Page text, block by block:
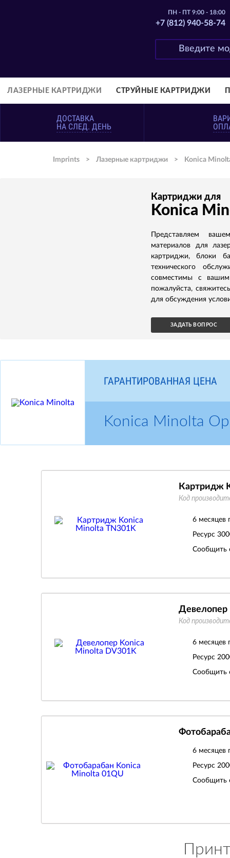
ПН - ПТ 9:00 - 18:00
+7 (812) 940-58-74
ЛАЗЕРНЫЕ КАРТРИДЖИ СТРУЙНЫЕ КАРТРИДЖИ
ДОСТАВКА
НА СЛЕД. ДЕНЬ
Imprints > Лазерные картриджи > Konica
Картриджи для
Konica
Представляем
материалов для
картриджи, блоки
технического
совместимы с
пожалуйста,
для обсуждения
ЗАДАТЬ ВОПРОС
ГАРАНТИРОВАННАЯ ЦЕНА
Konica Minolta
Картридж
Код
6 месяцев
Ресурс
Сообщить
Девелопер
Код
6 месяцев
Ресурс
Сообщить
6 месяцев
Ресурс
Сообщить